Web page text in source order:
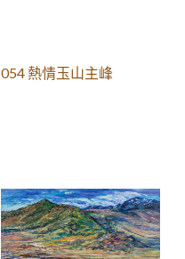
054 熱情玉山主峰